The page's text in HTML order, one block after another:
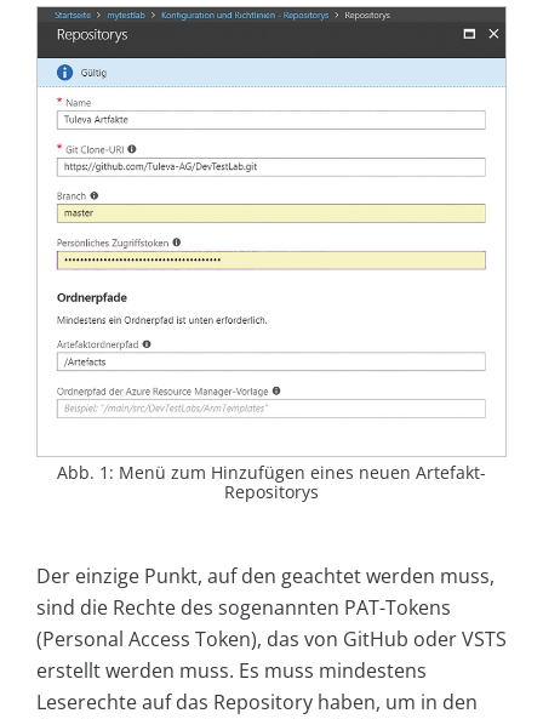
Abb. 1: Menü zum Hinzufügen eines neuen Artefakt-
Repositorys
Der einzige Punkt, auf den geachtet werden muss,
sind die Rechte des sogenannten PAT-Tokens
(Personal Access Token), das von GitHub oder VSTS
erstellt werden muss. Es muss mindestens
Leserechte auf das Repository haben, um in den